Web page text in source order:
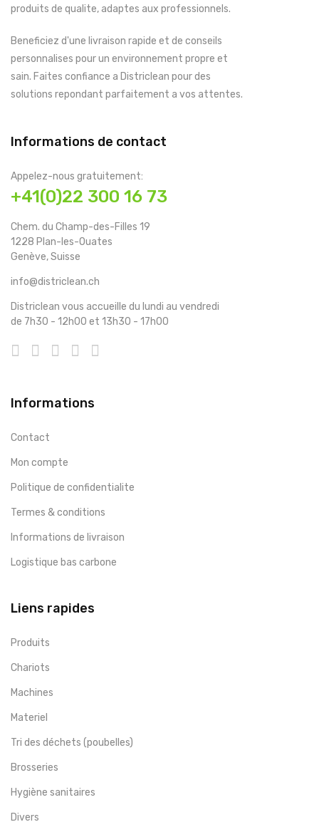
produits de qualite, adaptes aux professionnels.
Beneficiez d'une livraison rapide et de conseils
personnalises pour un environnement propre et
sain. Faites confiance a Districlean pour des
solutions repondant parfaitement a vos attentes.
Informations de contact
Appelez-nous gratuitement:
+41(0)22 300 16 73
Chem. du Champ-des-Filles 19
1228 Plan-les-Ouates
Genève, Suisse
info@districlean.ch
Districlean vous accueille du lundi au vendredi
de 7h30 - 12h00 et 13h30 - 17h00
Informations
Contact
Mon compte
Politique de confidentialite
Termes & conditions
Informations de livraison
Logistique bas carbone
Liens rapides
Produits
Chariots
Machines
Materiel
Tri des déchets (poubelles)
Brosseries
Hygiène sanitaires
Divers